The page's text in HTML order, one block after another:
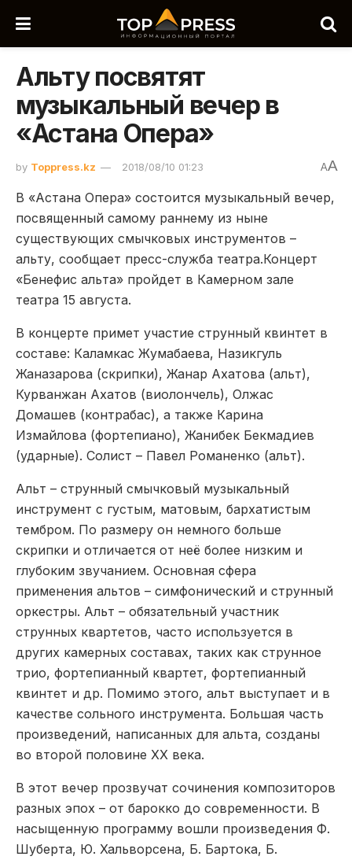
Альту посвятят
музыкальный вечер в
«Астана Опера»
by Toppress.kz 2018/08/10 01:23 AA
В «Астана Опера» состоится музыкальный вечер,
посвященный самому раннему из ныне
существующих смычковых инструментов –
альту, сообщает пресс-служба театра.Концерт
«Бенефис альта» пройдет в Камерном зале
театра 15 августа.
В концерте примет участие струнный квинтет в
составе: Каламкас Жумабаева, Назикгуль
Жаназарова (скрипки), Жанар Ахатова (альт),
Курванжан Ахатов (виолончель), Олжас
Домашев (контрабас), а также Карина
Измайлова (фортепиано), Жанибек Бекмадиев
(ударные). Солист – Павел Романенко (альт).
Альт – струнный смычковый музыкальный
инструмент с густым, матовым, бархатистым
тембром. По размеру он немного больше
скрипки и отличается от неё более низким и
глубоким звучанием. Основная сфера
применения альтов – симфонический и струнный
оркестры. Альт – обязательный участник
струнных квартетов, часто используется в
других камерных составах, таких как струнное
трио, фортепианный квартет, фортепианный
квинтет и др. Помимо этого, альт выступает и в
качестве сольного инструмента. Большая часть
произведений, написанных для альта, созданы
во второй половине XX века.
В этот вечер прозвучат сочинения композиторов
разных эпох – от барокко до современности. В
насыщенную программу вошли произведения Ф.
Шуберта, Ю. Хальворсена, Б. Бартока, Б.